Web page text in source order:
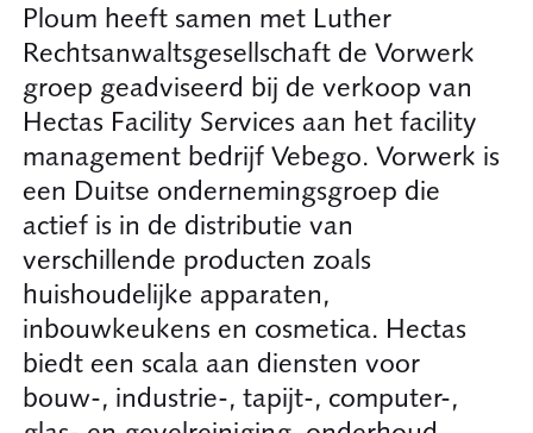
Ploum heeft samen met Luther
Rechtsanwaltsgesellschaft de Vorwerk
groep geadviseerd bij de verkoop van
Hectas Facility Services aan het facility
management bedrijf Vebego. Vorwerk is
een Duitse ondernemingsgroep die
actief is in de distributie van
verschillende producten zoals
huishoudelijke apparaten,
inbouwkeukens en cosmetica. Hectas
biedt een scala aan diensten voor
bouw-, industrie-, tapijt-, computer-,